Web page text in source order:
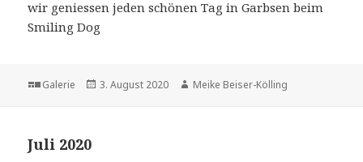
wir geniessen jeden schönen Tag in Garbsen beim
Smiling Dog
Format
Galerie
Veröffentlicht
3. August 2020 Autor
Meike Beiser-Kölling
Juli 2020